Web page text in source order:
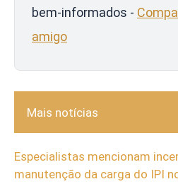
bem-informados -
amigo
Mais notícias
Especialistas mencionam
manutenção da carga do IPI